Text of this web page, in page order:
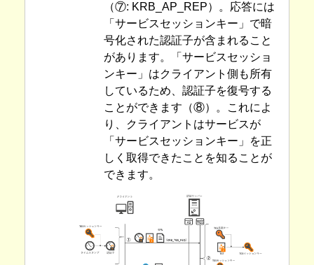
（⑦: KRB_AP_REP）。応答には
「サービスセッションキー」で暗
号化された認証子が含まれること
があります。「サービスセッショ
ンキー」はクライアント側も所有
しているため、認証子を復号する
ことができます（⑧）。これによ
り、クライアントはサービスが
「サービスセッションキー」を正
しく取得できたことを知ることが
できます。